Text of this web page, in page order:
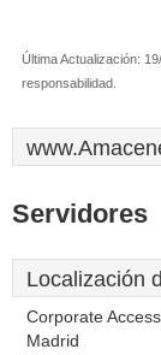
Última Actualización:
responsabilidad.
Servidores
Localización
Corporate Access
Madrid